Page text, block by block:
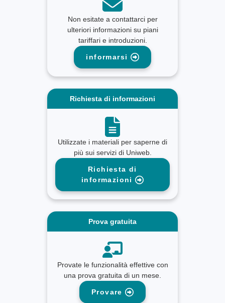
Non esitate a contattarci per
ulteriori informazioni su piani
tariffari e introduzioni.
informarsi
Richiesta di informazioni
Utilizzate i materiali per saperne di
più sui servizi di Uniweb.
Richiesta di
informazioni
Prova gratuita
Provate le funzionalità effettive con
una prova gratuita di un mese.
Provare